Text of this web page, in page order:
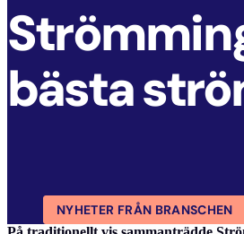
bästa
NYHETER FRÅN BRANSCHEN